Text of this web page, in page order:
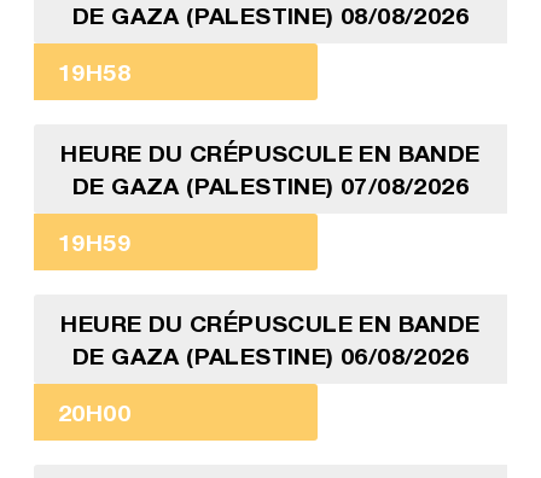
DE GAZA (PALESTINE) 08/08/2026
19H58
HEURE DU CRÉPUSCULE EN BANDE
DE GAZA (PALESTINE) 07/08/2026
19H59
HEURE DU CRÉPUSCULE EN BANDE
DE GAZA (PALESTINE) 06/08/2026
20H00